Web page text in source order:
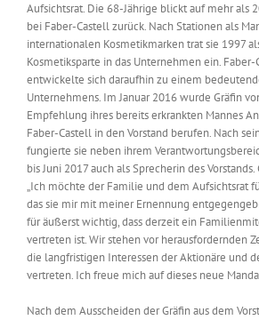
Aufsichtsrat. Die 68-Jährige blickt auf mehr als
bei Faber-Castell zurück. Nach Stationen als
internationalen Kosmetikmarken trat sie 1997
Kosmetiksparte in das Unternehmen ein. Faber-
entwickelte sich daraufhin zu einem
Unternehmens. Im Januar 2016 wurde Gräfin
Empfehlung ihres bereits erkrankten Mannes
Faber-Castell in den Vorstand berufen. Nach
fungierte sie neben ihrem
bis Juni 2017 auch als Sprecherin des
„Ich möchte der Familie und dem Aufsichtsrat
das sie mir mit meiner Ernennung
für äußerst wichtig, dass derzeit ein
vertreten ist. Wir stehen vor herausfordernden
die langfristigen Interessen der Aktionäre und
vertreten. Ich freue mich auf dieses neue
Nach dem Ausscheiden der Gräfin aus dem